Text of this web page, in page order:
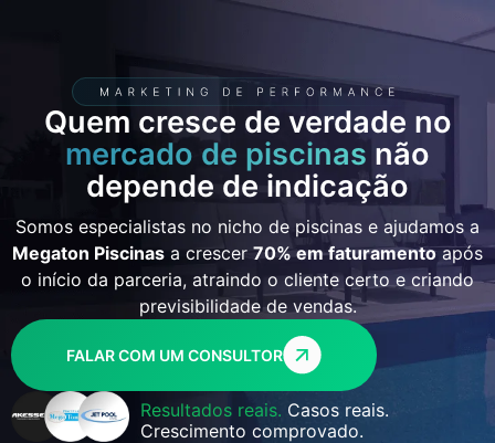
Quem cresce de verdade no
mercado de piscinas não
depende de indicação
Somos especialistas no nicho de piscinas e ajudamos a
Megaton Piscinas a crescer 70% em faturamentoapós
o início da parceria, atraindo o cliente certo e criando
previsibilidade de vendas.
FALAR COM UM CONSULTOR
Resultados reais. Casos reais.
Crescimento comprovado.